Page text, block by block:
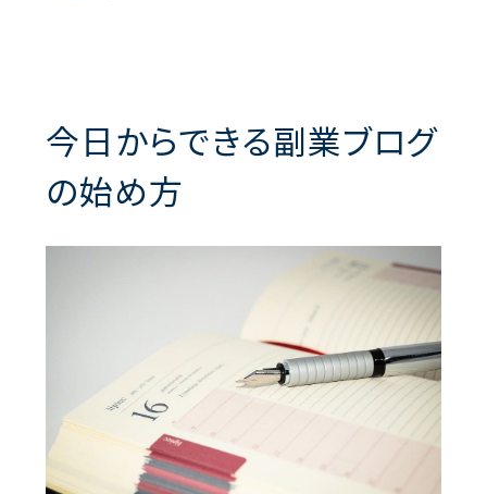
今日からできる副業ブログ
の始め方